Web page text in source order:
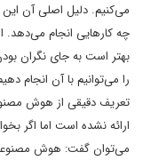
می‌کنیم. دلیل اصلی آن
چه کارهایی انجام می‌دهد.
بهتر است به جای نگران
را می‌توانیم با آن انجام
تعریف دقیقی از هوش
ارائه نشده است اما اگر